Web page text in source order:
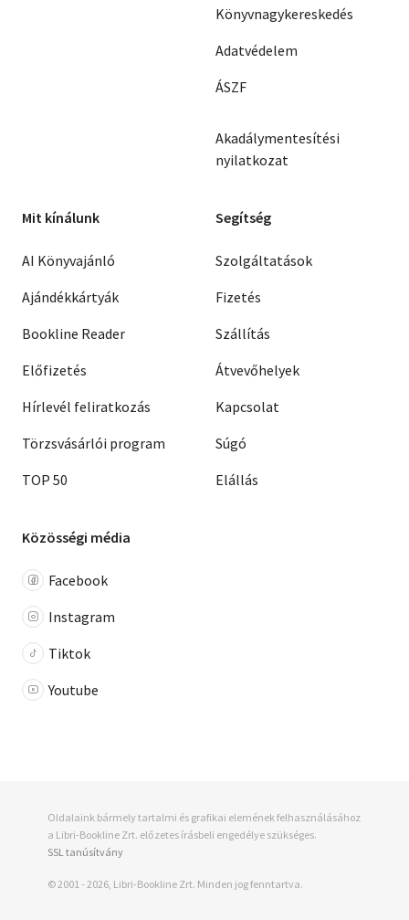
Könyvnagykereskedés
Adatvédelem
ÁSZF
Akadálymentesítési
nyilatkozat
Mit kínálunk
AI Könyvajánló
Ajándékkártyák
Bookline Reader
Előfizetés
Hírlevél feliratkozás
Törzsvásárlói program
TOP 50
Segítség
Szolgáltatások
Fizetés
Szállítás
Átvevőhelyek
Kapcsolat
Súgó
Elállás
Közösségi média
Facebook
Instagram
Tiktok
Youtube
Oldalaink bármely tartalmi és grafikai elemének felhasználásához
a Libri-Bookline Zrt. előzetes írásbeli engedélye szükséges.
SSL tanúsítvány
© 2001 - 2026, Libri-Bookline Zrt. Minden jog fenntartva.